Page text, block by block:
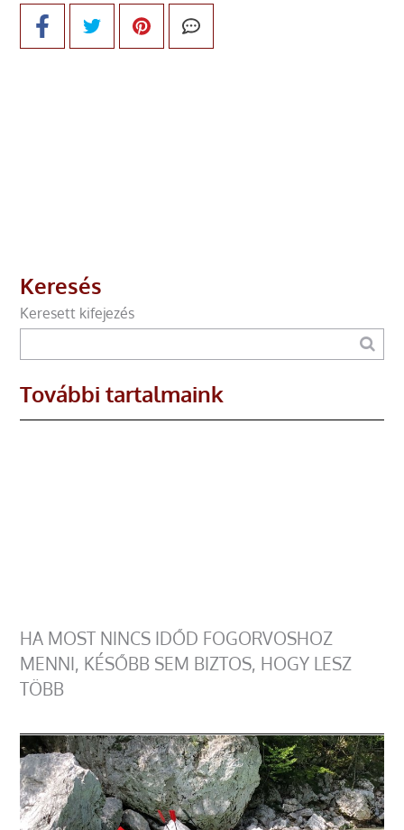
Keresés
Keresett kifejezés
További tartalmaink
HA MOST NINCS IDŐD FOGORVOSHOZ
MENNI, KÉSŐBB SEM BIZTOS, HOGY LESZ
TÖBB